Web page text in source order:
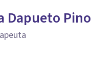
Dapueto Pino